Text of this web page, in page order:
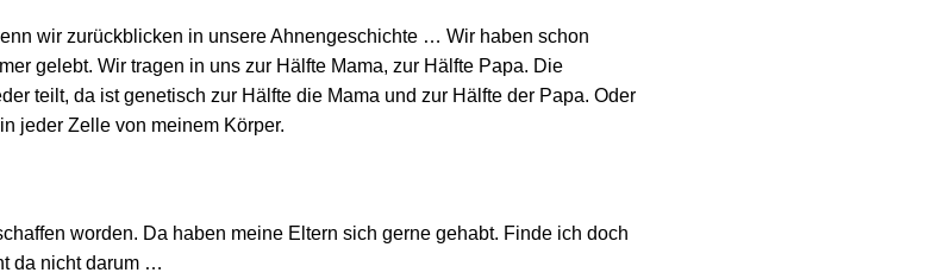
wir zurückblicken in unsere Ahnengeschichte … Wir haben schon
gelebt. Wir tragen in uns zur Hälfte Mama, zur Hälfte Papa. Die
teilt, da ist genetisch zur Hälfte die Mama und zur Hälfte der Papa. Oder
jeder Zelle von meinem Körper.
worden. Da haben meine Eltern sich gerne gehabt. Finde ich doch
da nicht darum …